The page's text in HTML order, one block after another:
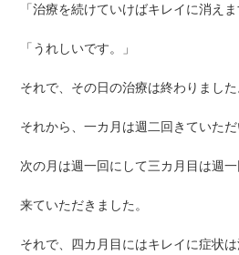
「治療を続けていけばキレイに消えま
「うれしいです。」
それで、その日の治療は終わりました
それから、一カ月は週二回きていただ
次の月は週一回にして三カ月目は週
来ていただきました。
それで、四カ月目にはキレイに症状は